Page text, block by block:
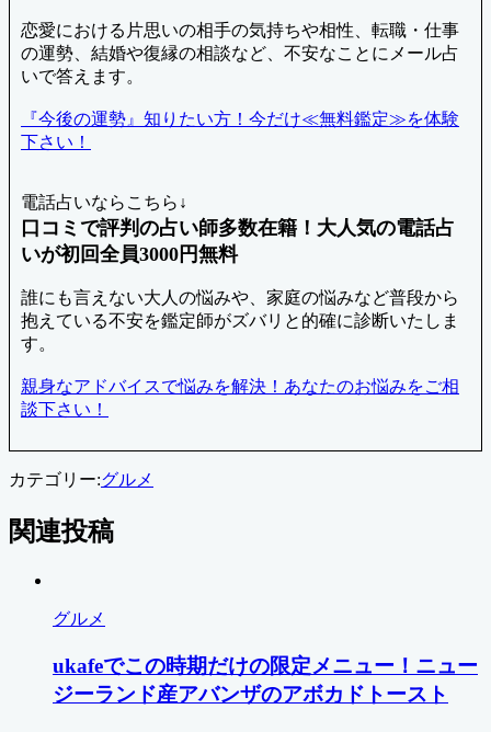
恋愛における片思いの相手の気持ちや相性、転職・仕事
の運勢、結婚や復縁の相談など、不安なことにメール占
いで答えます。
『今後の運勢』知りたい方！今だけ≪無料鑑定≫を体験
下さい！
電話占いならこちら↓
口コミで評判の占い師多数在籍！大人気の電話占
いが初回全員3000円無料
誰にも言えない大人の悩みや、家庭の悩みなど普段から
抱えている不安を鑑定師がズバリと的確に診断いたしま
す。
親身なアドバイスで悩みを解決！あなたのお悩みをご相
談下さい！
カテゴリー:グルメ
関連投稿
グルメ
ukafeでこの時期だけの限定メニュー！ニュー
ジーランド産アバンザのアボカドトースト